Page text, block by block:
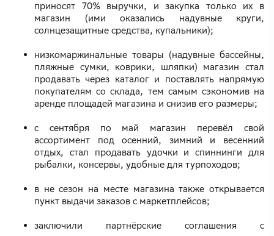
приносят 70% выручки, и закупка только их в
магазин (ими оказались надувные круги,
солнцезащитные средства, купальники);
низкомаржинальные товары (надувные бассейны,
пляжные сумки, коврики, шляпки) магазин стал
продавать через каталог и поставлять напрямую
покупателям со склада, тем самым сэкономив на
аренде площадей магазина и снизив его размеры;
с сентября по май магазин перевёл свой
ассортимент под осенний, зимний и весенний
отдых, стал продавать удочки и спиннинги для
рыбалки, консервы, удобные для турпоходов;
в не сезон на месте магазина также открывается
пункт выдачи заказов с маркетплейсов;
заключили партнёрские соглашения с